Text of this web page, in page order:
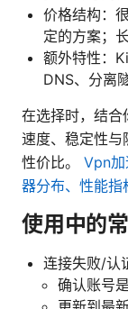
价格结构：
定的方案；
额外特性：
DNS、分离
在选择时，结
速度、稳定性与
性价比。 Vpn加
器分布、性能指
使用中的
连接失败/认
确认账号